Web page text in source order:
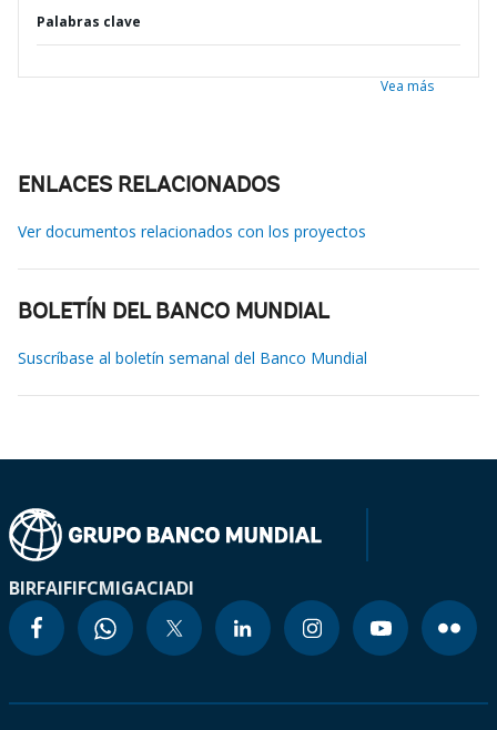
Palabras clave
Vea más
ENLACES RELACIONADOS
Ver documentos relacionados con los proyectos
BOLETÍN DEL BANCO MUNDIAL
Suscríbase al boletín semanal del Banco Mundial
BIRFAIFIFCMIGACIADI